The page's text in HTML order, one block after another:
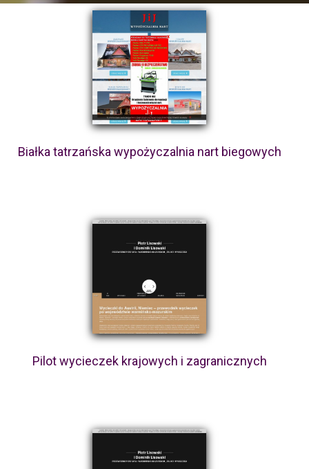
Białka tatrzańska wypożyczalnia nart biegowych
Pilot wycieczek krajowych i zagranicznych